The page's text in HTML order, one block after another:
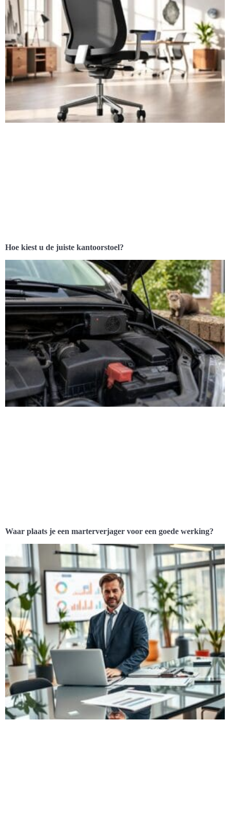
Hoe kiest u de juiste kantoorstoel?
Waar plaats je een marterverjager voor een goede werking?